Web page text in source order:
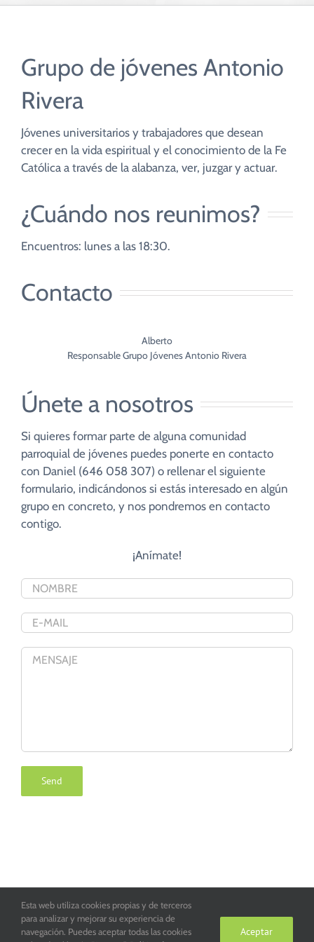
CUIDADO PASTORAL
COMUNITARIOS
Grupo de jóvenes Antonio
Rivera
Jóvenes universitarios y trabajadores que desean
crecer en la vida espiritual y el conocimiento de la Fe
Católica a través de la alabanza, ver, juzgar y actuar.
¿Cuándo nos reunimos?
Encuentros: lunes a las 18:30.
Contacto
Alberto
Responsable Grupo Jóvenes Antonio Rivera
Únete a nosotros
Si quieres formar parte de alguna comunidad
parroquial de jóvenes puedes ponerte en contacto
con Daniel (646 058 307) o rellenar el siguiente
formulario, indicándonos si estás interesado en algún
grupo en concreto, y nos pondremos en contacto
contigo.
¡Anímate!
Parroquia San Juan de la Cruz de Toledo. Copyright 2016
Esta web utiliza cookies propias y de terceros
para analizar y mejorar su experiencia de
navegación. Puedes aceptar todas las cookies
Aceptar